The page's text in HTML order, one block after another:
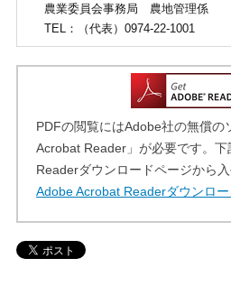
農業委員会事務局
農地管理係
TEL ：（代表）0974-22-1001
PDFの閲覧にはAdobe社の無償の
Acrobat Reader」が必要です。
Readerダウンロードページから入
Adobe Acrobat Readerダウンロー